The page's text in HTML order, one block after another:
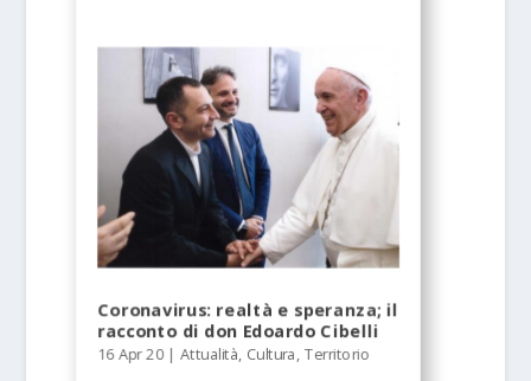
Coronavirus: realtà e speranza; il
racconto di don Edoardo Cibelli
16 Apr 20 |Attualità, Cultura,Territorio